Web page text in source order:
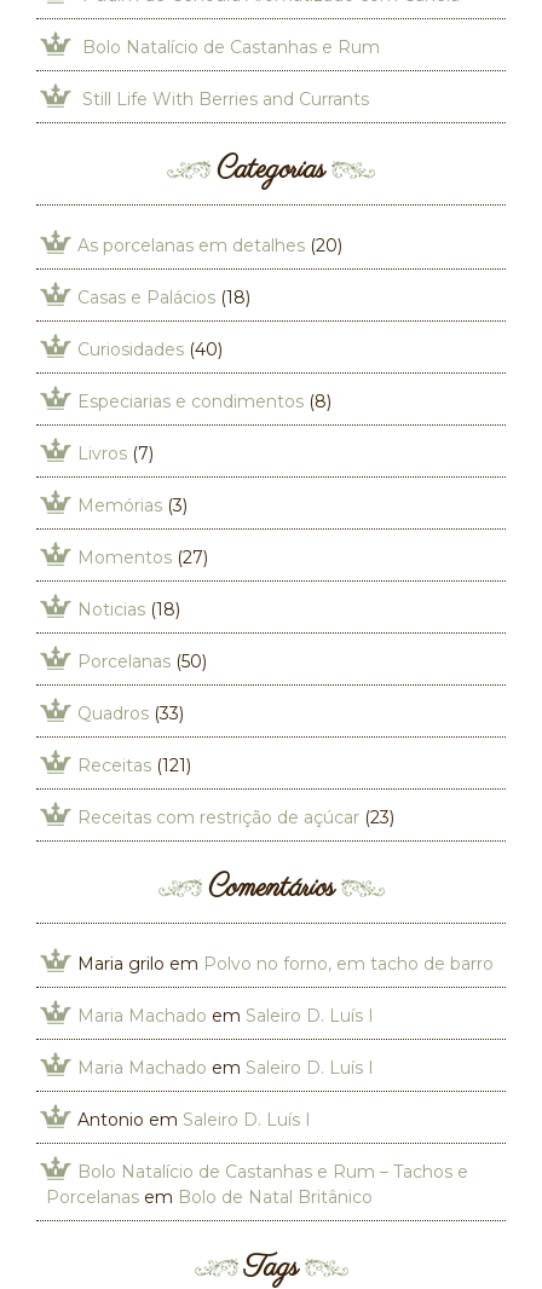
Bolo Natalício de Castanhas e Rum
Still Life With Berries and Currants
Categorias
As porcelanas em detalhes (20)
Casas e Palácios (18)
Curiosidades (40)
Especiarias e condimentos (8)
Livros (7)
Memórias (3)
Momentos (27)
Noticias (18)
Porcelanas (50)
Quadros (33)
Receitas (121)
Receitas com restrição de açúcar (23)
Comentários
Maria grilo em Polvo no forno, em tacho de barro
Maria Machado em Saleiro D. Luís I
Maria Machado em Saleiro D. Luís I
Antonio em Saleiro D. Luís I
Bolo Natalício de Castanhas e Rum – Tachos e
Porcelanas em Bolo de Natal Britânico
Tags